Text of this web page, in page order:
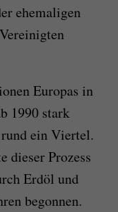
ehemaligen
Europas in
1990 stark
ein Viertel.
dieser Prozess
Erdöl und
begonnen.